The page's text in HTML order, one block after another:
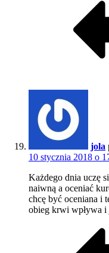
jola
10 stycznia 2018 o
Każdego dnia uczę
naiwną a oceniać
chcę być oceniana i
obieg krwi wpływa i